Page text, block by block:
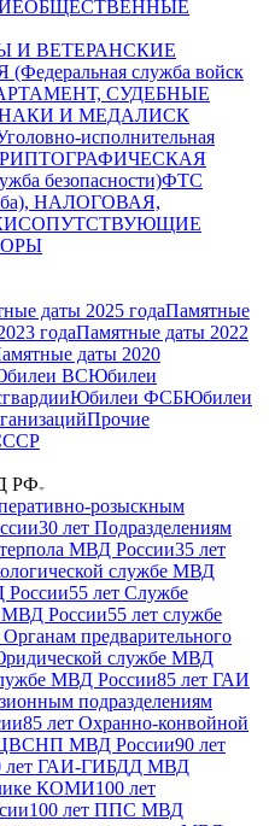
ОБЩЕСТВЕННЫЕ
И ВЕТЕРАНСКИЕ
служба войск
СУДЕБНЫЕ
И МЕДАЛИСК
исполнительная
безопасности)ФТС
НАЛОГОВАЯ,
СОПУТСТВУЮЩИЕ
даты 2025 годаПамятные
годаПамятные даты 2022
даты 2020
ВСЮбилеи
Юбилеи ФСБЮбилеи
Прочие
РФ
розыскным
30 лет Подразделениям
МВД России35 лет
службе МВД
55 лет Службе
МВД России55 лет службе
Органам предварительного
службе МВД
МВД России85 лет ГАИ
подразделениям
85 лет Охранно-конвойной
МВД России90 лет
лет ГАИ-ГИБДД МВД
КОМИ100 лет
100 лет ППС МВД